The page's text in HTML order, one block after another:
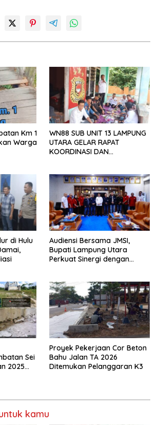
Km 1
Warga
WN88 SUB UNIT 13 LAMPUNG
UTARA GELAR RAPAT
KOORDINASI DAN
di Hulu
Audiensi Bersama JMSI,
Bupati Lampung Utara
Perkuat Sinergi dengan
Sei
2025
Proyek Pekerjaan Cor Beton
Bahu Jalan TA 2026
Ditemukan Pelanggaran K3
kamu